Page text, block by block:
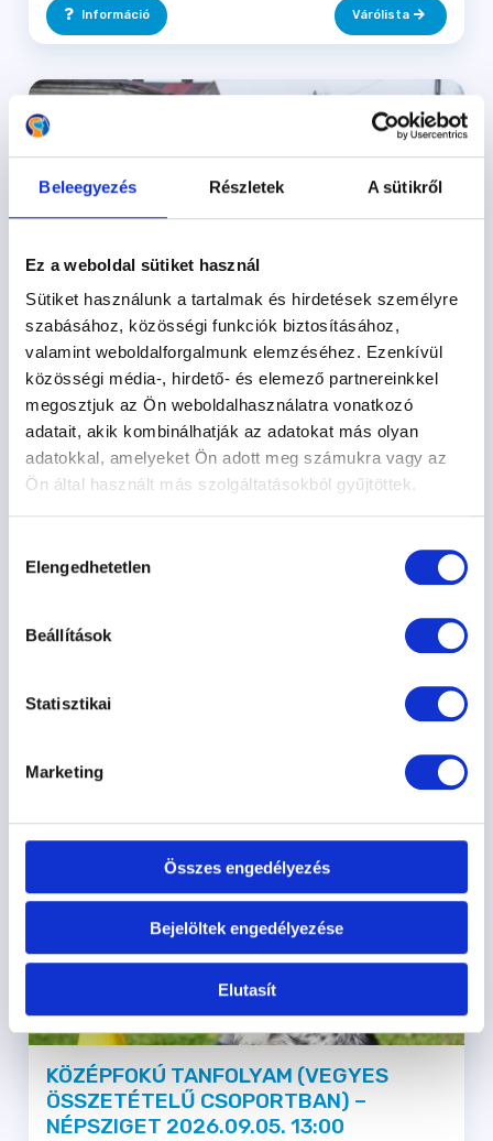
Beleegyezés Részletek A sütikről
Ez a weboldal sütiket használ
Sütiket használunk a tartalmak és hirdetések személyre
szabásához, közösségi funkciók biztosításához,
valamint weboldalforgalmunk elemzéséhez. Ezenkívül
közösségi média-, hirdető- és elemező partnereinkkel
megosztjuk az Ön weboldalhasználatra vonatkozó
adatait, akik kombinálhatják az adatokat más olyan
adatokkal, amelyeket Ön adott meg számukra vagy az
Ön által használt más szolgáltatásokból gyűjtöttek.
kiválasztása
Elengedhetetlen
Beállítások
Statisztikai
Marketing
Összes engedélyezés
Bejelöltek engedélyezése
Elutasít
Információ Várólista
KÖZÉPFOKÚ TANFOLYAM, HÉTVÉGI 09.
05., 10:30- KŐBÁNYA
Hétvége 10:30 (szombat és vasárnap is, 7 héten
keresztül, 1,5 órás foglalkozás)
2026. 09. 05. 10:30
Várólista
KÖZÉPFOKÚ TANFOLYAM (VEGYES
ÖSSZETÉTELŰ CSOPORTBAN) –
NÉPSZIGET 2026.09.05. 13:00